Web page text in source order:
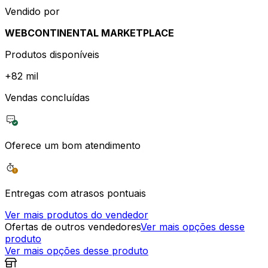
Vendido por
WEBCONTINENTAL MARKETPLACE
Produtos disponíveis
+82 mil
Vendas concluídas
Oferece um bom atendimento
Entregas com atrasos pontuais
Ver mais produtos do vendedor
Ofertas de outros vendedoresVer mais opções desse
produto
Ver mais opções desse produto